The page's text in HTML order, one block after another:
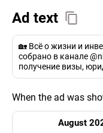
Ad text
🏡 Всё о жизни и
собрано в канале
получение визы,
When the ad was
August